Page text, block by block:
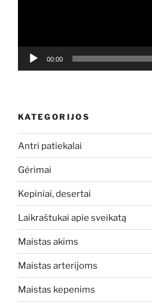
00:00
KATEGORIJOS
Antri patiekalai
Gėrimai
Kepiniai, desertai
Laikraštukai apie sveikatą
Maistas akims
Maistas arterijoms
Maistas kepenims